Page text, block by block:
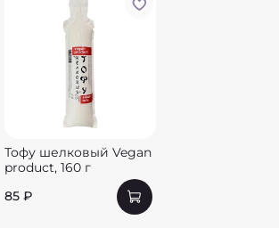
Тофу шелковый Vegan
product, 160 г
85 ₽